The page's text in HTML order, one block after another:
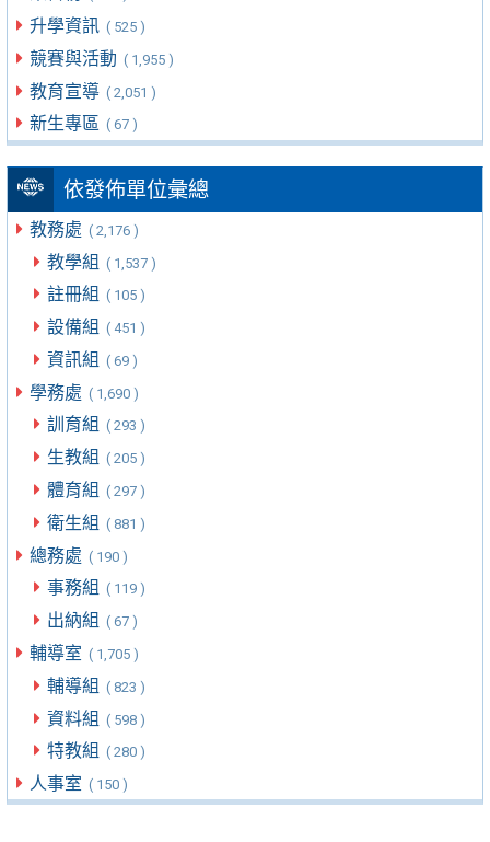
升學資訊 ( 525 )
競賽與活動 ( 1,955 )
教育宣導 ( 2,051 )
新生專區 ( 67 )
依發佈單位彙總
教務處 ( 2,176 )
教學組 ( 1,537 )
註冊組 ( 105 )
設備組 ( 451 )
資訊組 ( 69 )
學務處 ( 1,690 )
訓育組 ( 293 )
生教組 ( 205 )
體育組 ( 297 )
衛生組 ( 881 )
總務處 ( 190 )
事務組 ( 119 )
出納組 ( 67 )
輔導室 ( 1,705 )
輔導組 ( 823 )
資料組 ( 598 )
特教組 ( 280 )
人事室 ( 150 )